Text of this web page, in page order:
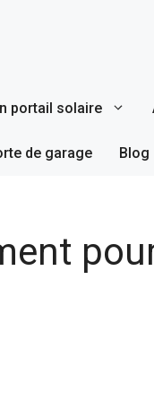
portail solaire
de garage Blog